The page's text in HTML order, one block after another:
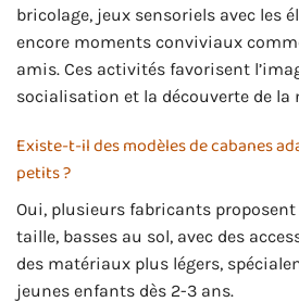
bricolage, jeux sensoriels avec les
encore moments conviviaux
amis. Ces activités favorisent
socialisation et la découverte de la
Existe-t-il des modèles de cabanes
petits ?
Oui, plusieurs fabricants
taille, basses au sol, avec des
des matériaux plus légers,
jeunes enfants dès 2-3 ans.